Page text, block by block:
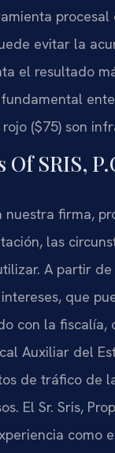
procesal
evitar la
el resultado
($75) son
Of SRIS,
firma,
las
A partir
que
con la
Auxiliar del
de tráfico de
El Sr. Sris,
como